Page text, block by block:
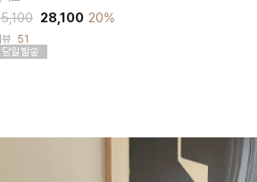
28,100 20%
뷰 51